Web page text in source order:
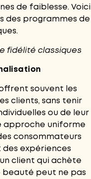
de faiblesse. Voici
des programmes de
fidélité classiques
souvent les
clients, sans tenir
ou de leur
approche uniforme
consommateurs
expériences
client qui achète
beauté peut ne pas